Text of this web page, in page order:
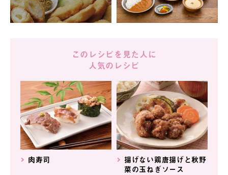
このレシピを見た人に
人気のレシピ
肉寿司
揚げない鶏唐揚げと秋野
菜の玉ねぎソース